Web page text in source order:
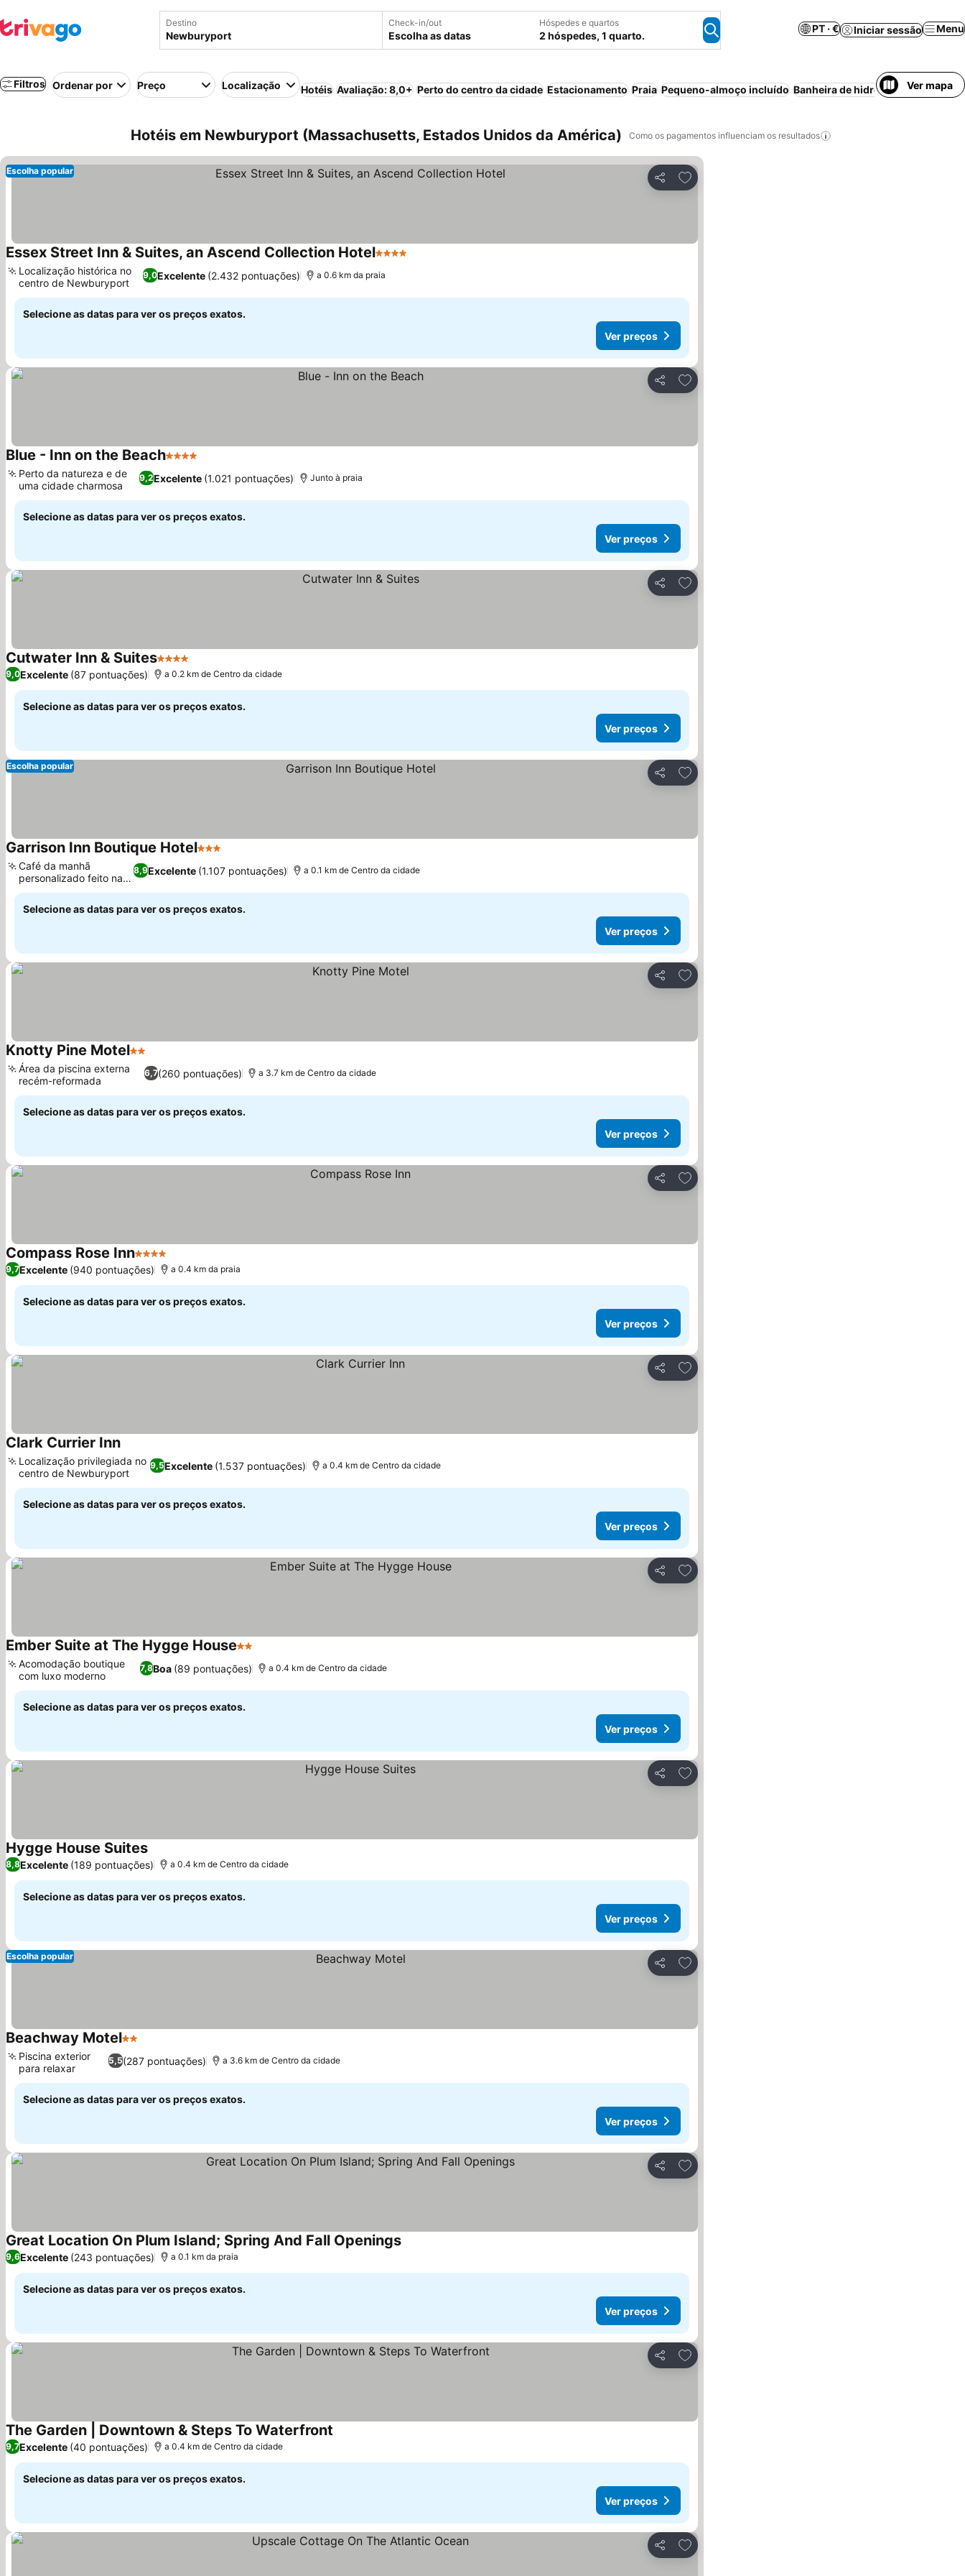
Destino Check-in/out
Escolha as datas
Hóspedes e quartos
2 hóspedes, 1 quarto.
PT · € Iniciar sessão Menu
Filtros Ordenar por Preço Localização Hotéis Avaliação: 8,0+ Perto do centro da cidade Estacionamento Praia Pequeno-almoço incluído Banheira de hidromassagem
Ver mapa
Hotéis em Newburyport (Massachusetts, Estados Unidos da América) Como os pagamentos influenciam os resultados
Partilhar
Adicionar aos favoritos
Escolha popular
Essex Street Inn & Suites, an Ascend Collection Hotel4 Estrelas
9,0Excelente (2.432 pontuações)
Localização histórica no
centro de Newburyport
a 0.6 km da praia
Selecione as datas para ver os preços exatos.
Ver preços
Partilhar
Adicionar aos favoritos
Blue - Inn on the Beach4 Estrelas
9,2Excelente (1.021 pontuações)
Perto da natureza e de
uma cidade charmosa
Junto à praia
Selecione as datas para ver os preços exatos.
Ver preços
Partilhar
Adicionar aos favoritos
Cutwater Inn & Suites4 Estrelas
9,0Excelente (87 pontuações) a 0.2 km de Centro da cidade
Selecione as datas para ver os preços exatos.
Ver preços
Partilhar
Adicionar aos favoritos
Escolha popular
Garrison Inn Boutique Hotel3 Estrelas
8,9Excelente (1.107 pontuações)
Café da manhã
personalizado feito na
hora
a 0.1 km de Centro da cidade
Selecione as datas para ver os preços exatos.
Ver preços
Partilhar
Adicionar aos favoritos
Knotty Pine Motel2 Estrelas
6,7(260 pontuações)
Área da piscina externa
recém-reformada
a 3.7 km de Centro da cidade
Selecione as datas para ver os preços exatos.
Ver preços
Partilhar
Adicionar aos favoritos
Compass Rose Inn4 Estrelas
9,7Excelente (940 pontuações) a 0.4 km da praia
Selecione as datas para ver os preços exatos.
Ver preços
Partilhar
Adicionar aos favoritos
Clark Currier InnVer preços
9,5Excelente (1.537 pontuações)
Localização privilegiada no
centro de Newburyport
a 0.4 km de Centro da cidade
Selecione as datas para ver os preços exatos.
Ver preços
Partilhar
Adicionar aos favoritos
Ember Suite at The Hygge House2 Estrelas
7,8Boa (89 pontuações)
Acomodação boutique
com luxo moderno
a 0.4 km de Centro da cidade
Selecione as datas para ver os preços exatos.
Ver preços
Partilhar
Adicionar aos favoritos
Hygge House SuitesVer preços
8,8Excelente (189 pontuações) a 0.4 km de Centro da cidade
Selecione as datas para ver os preços exatos.
Ver preços
Partilhar
Adicionar aos favoritos
Escolha popular
Beachway Motel2 Estrelas
5,5(287 pontuações)
Piscina exterior
para relaxar
a 3.6 km de Centro da cidade
Selecione as datas para ver os preços exatos.
Ver preços
Partilhar
Adicionar aos favoritos
Great Location On Plum Island; Spring And Fall OpeningsVer preços
9,6Excelente (243 pontuações) a 0.1 km da praia
Selecione as datas para ver os preços exatos.
Ver preços
Partilhar
Adicionar aos favoritos
The Garden | Downtown & Steps To Waterfront
9,7Excelente (40 pontuações) a 0.4 km de Centro da cidade
Selecione as datas para ver os preços exatos.
Ver preços
Partilhar
Adicionar aos favoritos